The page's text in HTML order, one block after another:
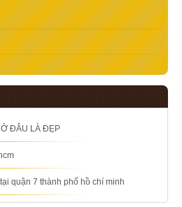
Ở ĐÂU LÀ ĐẸP
quận 7 thành phố hồ chí minh